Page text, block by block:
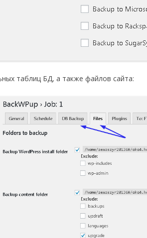
таблиц БД, а также файлов сайта: